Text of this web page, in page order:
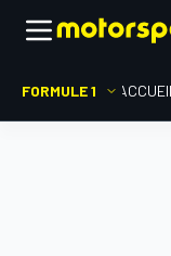
FORMULE 1 ACCUEIL